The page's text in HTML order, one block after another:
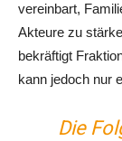
vereinbart,
Akteure zu
bekräftigt
kann jedoch nur
Die